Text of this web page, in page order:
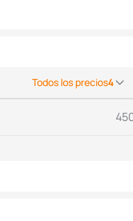
Todos los precios4